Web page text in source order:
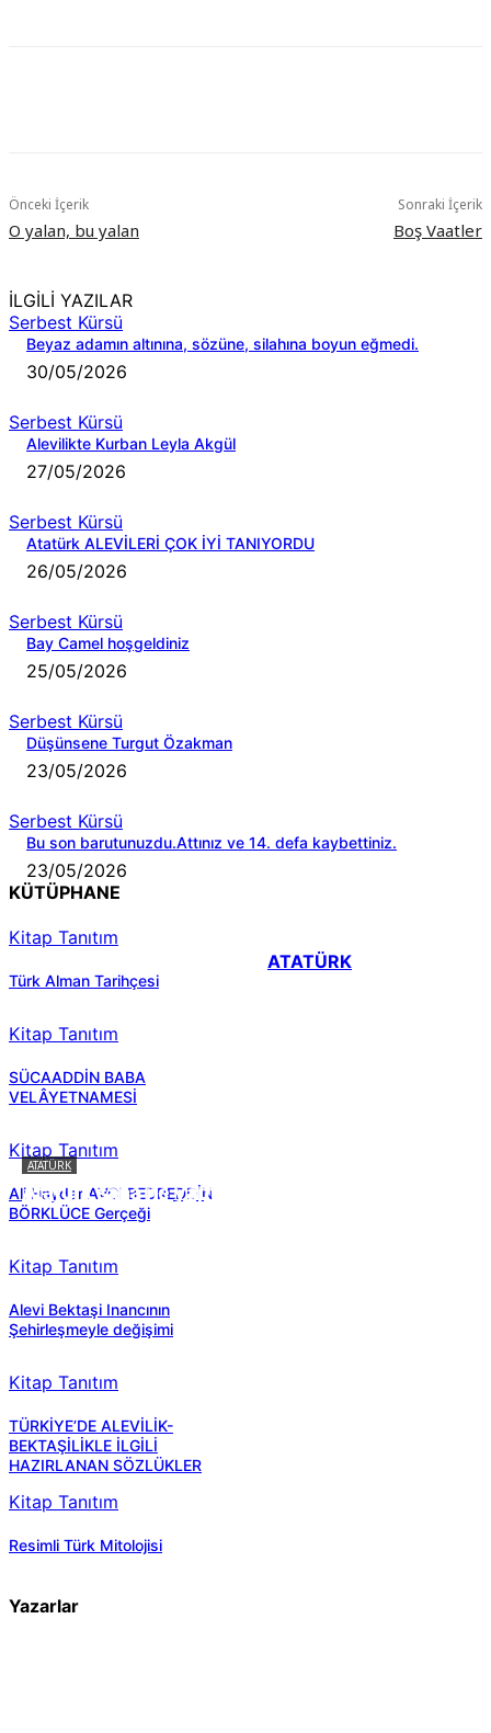
Önceki İçerik
O yalan, bu yalan
Sonraki İçerik
Boş Vaatler
İLGİLİ YAZILAR
Serbest Kürsü
Beyaz adamın altınına, sözüne, silahına boyun eğmedi.
30/05/2026
Serbest Kürsü
Alevilikte Kurban Leyla Akgül
27/05/2026
Serbest Kürsü
Atatürk ALEVİLERİ ÇOK İYİ TANIYORDU
26/05/2026
Serbest Kürsü
Bay Camel hoşgeldiniz
25/05/2026
Serbest Kürsü
Düşünsene Turgut Özakman
23/05/2026
Serbest Kürsü
Bu son barutunuzdu.Attınız ve 14. defa kaybettiniz.
23/05/2026
KÜTÜPHANE
Kitap Tanıtım
Türk Alman Tarihçesi
Kitap Tanıtım
SÜCAADDİN BABA
VELÂYETNAMESİ
Kitap Tanıtım
Ali Haydar AVCI BEDREDDİN
BÖRKLÜCE Gerçeği
Kitap Tanıtım
Alevi Bektaşi Inancının
Şehirleşmeyle değişimi
Kitap Tanıtım
TÜRKİYE’DE ALEVİLİK-
BEKTAŞİLİKLE İLGİLİ
HAZIRLANAN SÖZLÜKLER
Kitap Tanıtım
Resimli Türk Mitolojisi
ATATÜRK
ATATÜRK
Atatürk sana ne yaptı?
Yazarlar